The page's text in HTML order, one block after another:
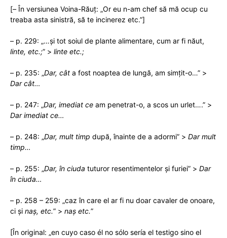
[– În versiunea Voina-Răuț: „Or eu n-am chef să mă ocup cu
treaba asta sinistră, să te incinerez etc.”]
– p. 229: „…și tot soiul de plante alimentare, cum ar fi năut,
linte, etc.;” > linte etc.;
– p. 235: „Dar, cât a fost noaptea de lungă, am simțit-o…” >
Dar cât…
– p. 247: „Dar, imediat ce am penetrat-o, a scos un urlet….” >
Dar imediat ce…
– p. 248: „Dar, mult timp după, înainte de a adormi” > Dar mult
timp…
– p. 255: „Dar, în ciuda tuturor resentimentelor și furiei” > Dar
în ciuda…
– p. 258 – 259: „caz în care el ar fi nu doar cavaler de onoare,
ci și naș, etc.” > naș etc.”
[În original: „en cuyo caso él no sólo sería el testigo sino el